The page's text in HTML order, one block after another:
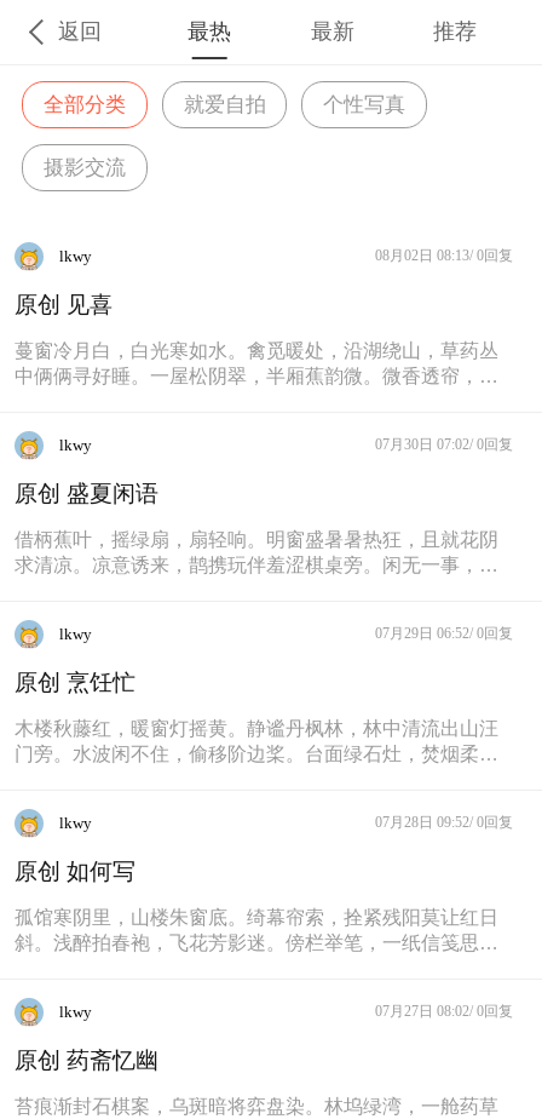
返回 最热 最新 推荐
全部分类 就爱自拍 个性写真
摄影交流
lkwy 08月02日 08:13/ 0回复
原创 见喜
蔓窗冷月白，白光寒如水。禽觅暖处，沿湖绕山，草药丛
中俩俩寻好睡。一屋松阴翠，半厢蕉韵微。微香透帘，细
lkwy 07月30日 07:02/ 0回复
原创 盛夏闲语
借柄蕉叶，摇绿扇，扇轻响。明窗盛暑暑热狂，且就花阴
求清凉。凉意诱来，鹊携玩伴羞涩棋桌旁。闲无一事，耹
lkwy 07月29日 06:52/ 0回复
原创 烹饪忙
木楼秋藤红，暖窗灯摇黄。静谧丹枫林，林中清流出山汪
门旁。水波闲不住，偷移阶边桨。台面绿石灶，焚烟柔丝
lkwy 07月28日 09:52/ 0回复
原创 如何写
孤馆寒阴里，山楼朱窗底。绮幕帘索，拴紧残阳莫让红日
斜。浅醉拍春袍，飞花芳影迷。傍栏举笔，一纸信笺思情
lkwy 07月27日 08:02/ 0回复
原创 药斋忆幽
苔痕渐封石棋案，乌斑暗将弈盘染。林坞绿湾，一舱药草